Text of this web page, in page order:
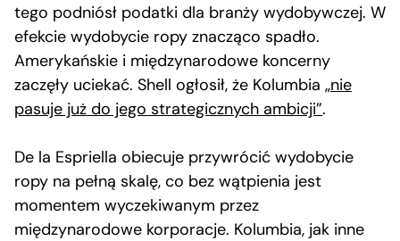
tego podniósł podatki dla branży wydobywczej. W
efekcie wydobycie ropy znacząco spadło.
Amerykańskie i międzynarodowe koncerny
zaczęły uciekać. Shell ogłosił, że Kolumbia „nie
pasuje już do jego strategicznych ambicji”.
De la Espriella obiecuje przywrócić wydobycie
ropy na pełną skalę, co bez wątpienia jest
momentem wyczekiwanym przez
międzynarodowe korporacje. Kolumbia, jak inne